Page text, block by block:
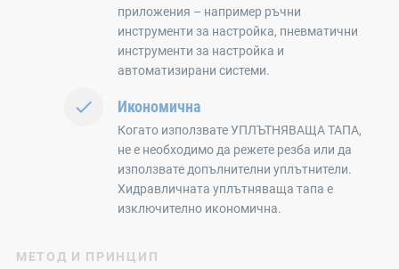
приложения – например ръчни
инструменти за настройка, пневматични
инструменти за настройка и
автоматизирани системи.
Икономична
Когато използвате УПЛЪТНЯВАЩА ТАПА,
не е необходимо да режете резба или да
използвате допълнителни уплътнители.
Хидравличната уплътняваща тапа е
изключително икономична.
МЕТОД И ПРИНЦИП